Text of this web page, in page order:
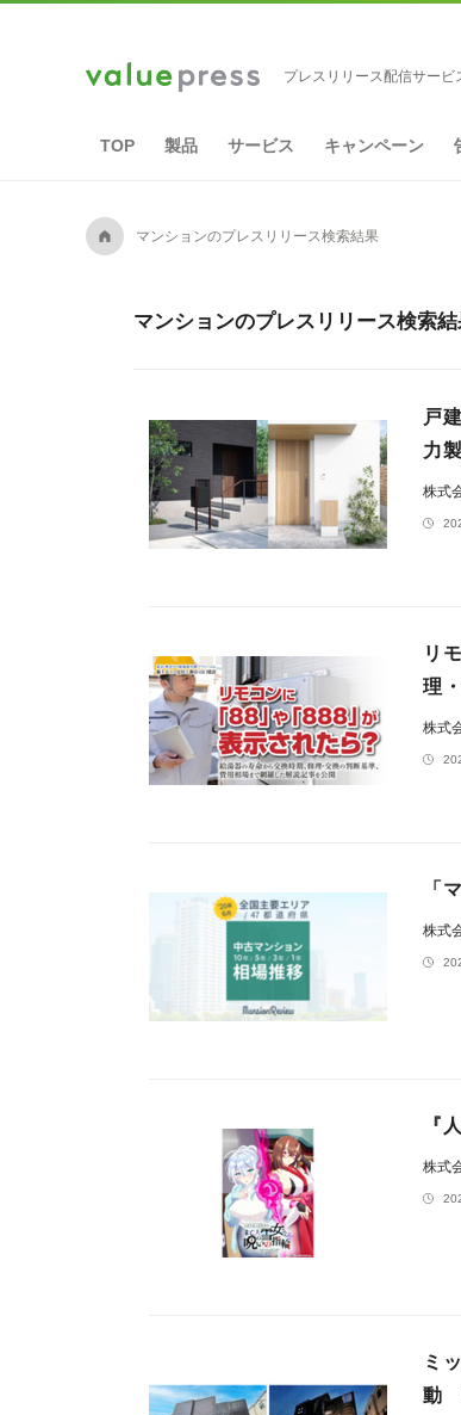
プレスリリース配信サービ
TOP 製品 サービス キャンペーン
A マンションのプレスリリース検索結果
マンションのプレスリリース検索
戸
力
株式
リ
理
株式
「
株式
『
株式
ミ
動